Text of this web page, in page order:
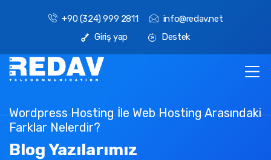
+90 (324) 999 2811
info@redav.net
Giriş yap
Destek
Wordpress Hosting İle Web Hosting Arasındaki
Farklar Nelerdir?
Blog Yazılarımız